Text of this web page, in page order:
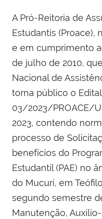
A Pró-Reitoria de
Estudantis (Proace),
e em cumprimento
de julho de 2010,
Nacional de
torna público o
03/2023/PROACE/
2023, contendo
processo de
benefícios do
Estudantil (PAE) no
do Mucuri, em
segundo semestre
Manutenção,